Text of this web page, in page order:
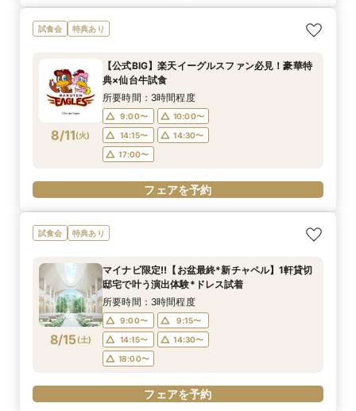
試食会 特典あり
8/11(火)
【公式BIG】楽天イーグルスファン必見！豪華特
典×仙台牛試食
所要時間：3時間程度
9:00〜
10:00〜
14:15〜
14:30〜
17:00〜
フェアを予約
試食会 特典あり
8/15(土)
マイナビ限定!!【お盆最終*新チャペル】1軒貸切
邸宅で叶う演出体験*ドレス試着
所要時間：3時間程度
9:00〜
9:15〜
14:15〜
14:30〜
18:00〜
フェアを予約